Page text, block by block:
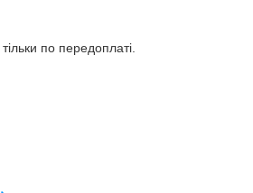
по передоплаті.